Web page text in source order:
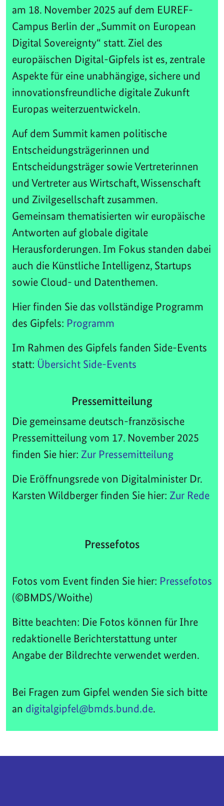
am 18. November 2025 auf dem EUREF-
Campus Berlin der „Summit on European
Digital Sovereignty“ statt. Ziel des
europäischen Digital-Gipfels ist es, zentrale
Aspekte für eine unabhängige, sichere und
innovationsfreundliche digitale Zukunft
Europas weiterzuentwickeln.
Auf dem Summit kamen politische
Entscheidungsträgerinnen und
Entscheidungsträger sowie Vertreterinnen
und Vertreter aus Wirtschaft, Wissenschaft
und Zivilgesellschaft zusammen.
Gemeinsam thematisierten wir europäische
Antworten auf globale digitale
Herausforderungen. Im Fokus standen dabei
auch die Künstliche Intelligenz, Startups
sowie Cloud- und Datenthemen.
Hier finden Sie das vollständige Programm
des Gipfels: Programm
Im Rahmen des Gipfels fanden Side-Events
statt: Übersicht Side-Events
Pressemitteilung
Die gemeinsame deutsch-französische
Pressemitteilung vom 17. November 2025
finden Sie hier: Zur Pressemitteilung
Die Eröffnungsrede von Digitalminister Dr.
Karsten Wildberger finden Sie hier: Zur Rede
Pressefotos
Fotos vom Event finden Sie hier: Pressefotos
(©BMDS/Woithe)
Bitte beachten: Die Fotos können für Ihre
redaktionelle Berichterstattung unter
Angabe der Bildrechte verwendet werden.
Bei Fragen zum Gipfel wenden Sie sich bitte
an digitalgipfel@bmds.bund.de.